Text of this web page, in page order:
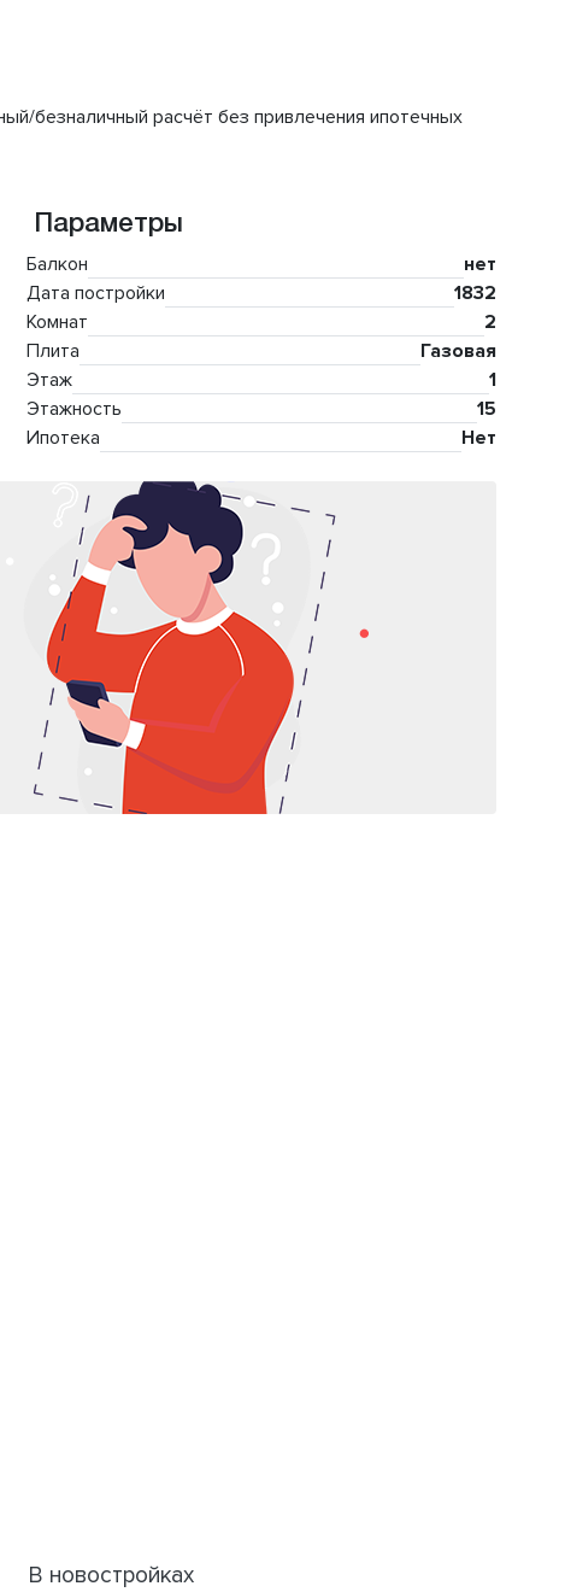
безналичный расчёт без привлечения ипотечных
Параметры
Балкон
нет
Дата постройки
1832
Комнат
2
Плита
Газовая
Этаж
1
Этажность
15
Ипотека
Нет
В новостройках